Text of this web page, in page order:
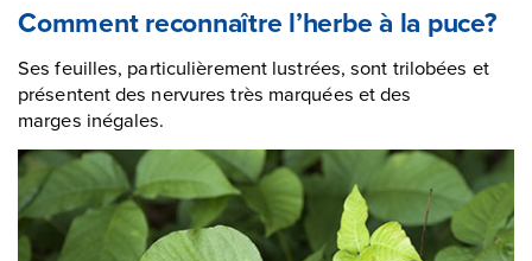
Comment reconnaître l’herbe à la puce?
Ses feuilles, particulièrement lustrées, sont trilobées et
présentent des nervures très marquées et des
marges inégales.